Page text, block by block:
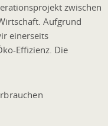
zwischen
Aufgrund
einerseits
Effizienz. Die